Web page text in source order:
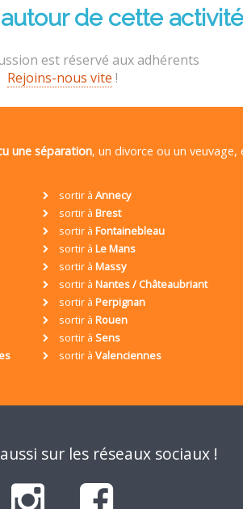
de cette activité
est réservé aux adhérents
Rejoins-nous vite !
une séparation, un divorce ou un
sortir à Annecy
sortir à Brest
sortir à Fontainebleau
sortir à Le Mans
sortir à Massy
sortir à Nantes / Châteaubriant
sortir à Perpignan
sortir à Rouen
sortir à Sens
sortir à Valenciennes
sur les réseaux sociaux !